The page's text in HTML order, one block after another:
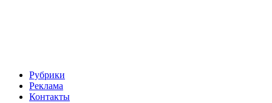
Рубрики
Реклама
Контакты